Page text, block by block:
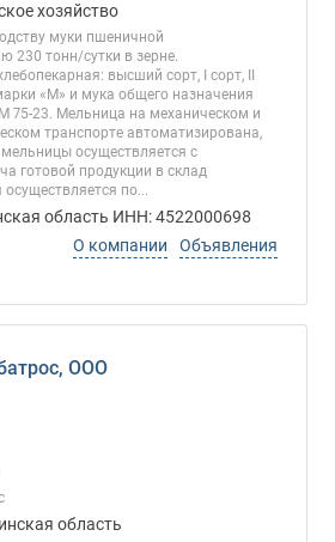
хозяйство
муки пшеничной
230 тонн/сутки в зерне.
высший сорт, I сорт, II
«М» и мука общего назначения
75-23. Мельница на механическом и
транспорте автоматизирована,
осуществляется с
готовой продукции в склад
осуществляется по...
область ИНН: 4522000698
О компании
Объявления
ООО
область